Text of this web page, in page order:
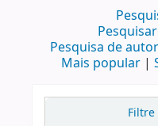
Pesquisa de
Mais popular